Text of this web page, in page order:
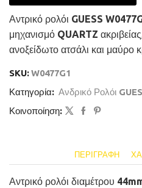
Αντρικό ρολόι GUESS
μηχανισμό QUARTZ
ανοξείδωτο ατσάλι και μαύρο
SKU:W0477G1
Κατηγορία: Ανδρικό Ρολόι
Κοινοποίηση:
ΠΕΡΙΓΡΑΦΉ
Αντρικό ρολόι διαμέτρου